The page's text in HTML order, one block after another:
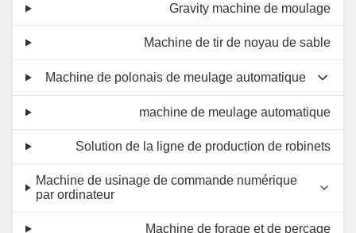
Gravity machine de moulage
Machine de tir de noyau de sable
Machine de polonais de meulage automatique
machine de meulage automatique
Solution de la ligne de production de robinets
Machine de usinage de commande numérique
par ordinateur
Machine de forage et de perçage